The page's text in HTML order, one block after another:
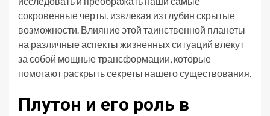
сокровенные черты, извлекая из глубин скрытые
возможности. Влияние этой таинственной планеты
на различные аспекты жизненных ситуаций влекут
за собой мощные трансформации, которые
помогают раскрыть секреты нашего существования.
Плутон и его роль в